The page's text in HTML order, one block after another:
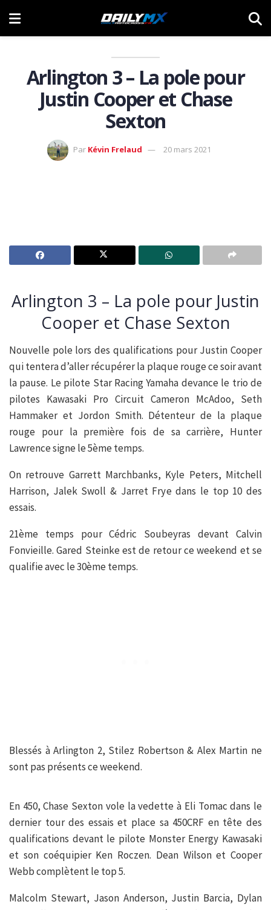
Arlington 3 – La pole pour
Justin Cooper et Chase
Sexton
Par Kévin Frelaud 20 mars 2021
Arlington 3 – La pole pour Justin
Cooper et Chase Sexton
Nouvelle pole lors des qualifications pour Justin Cooper
qui tentera d’aller récupérer la plaque rouge ce soir avant
la pause. Le pilote Star Racing Yamaha devance le trio de
pilotes Kawasaki Pro Circuit Cameron McAdoo, Seth
Hammaker et Jordon Smith. Détenteur de la plaque
rouge pour la première fois de sa carrière, Hunter
Lawrence signe le 5ème temps.
On retrouve Garrett Marchbanks, Kyle Peters, Mitchell
Harrison, Jalek Swoll & Jarret Frye dans le top 10 des
essais.
21ème temps pour Cédric Soubeyras devant Calvin
Fonvieille. Gared Steinke est de retour ce weekend et se
qualifie avec le 30ème temps.
Blessés à Arlington 2, Stilez Robertson & Alex Martin ne
sont pas présents ce weekend.
En 450, Chase Sexton vole la vedette à Eli Tomac dans le
dernier tour des essais et place sa 450CRF en tête des
qualifications devant le pilote Monster Energy Kawasaki
et son coéquipier Ken Roczen. Dean Wilson et Cooper
Webb complètent le top 5.
Malcolm Stewart, Jason Anderson, Justin Barcia, Dylan